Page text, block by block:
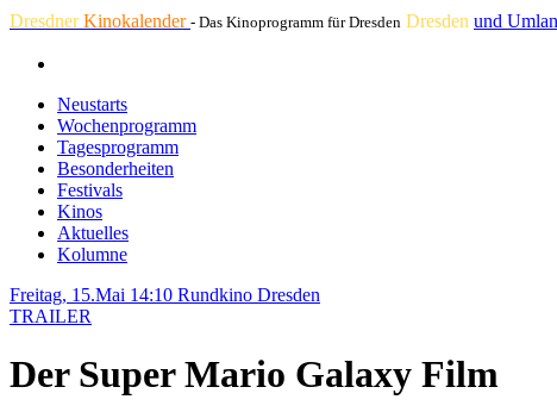
DresdnerKinokalender - Das Kinoprogramm für Dresden Dresden und
Neustarts
Wochenprogramm
Tagesprogramm
Besonderheiten
Festivals
Kinos
Aktuelles
Kolumne
Freitag, 15.Mai 14:10 Rundkino Dresden
TRAILER
Der Super Mario Galaxy Film